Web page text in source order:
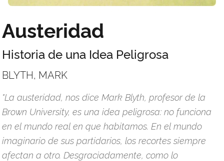
Austeridad
Historia de una Idea Peligrosa
BLYTH, MARK
"La austeridad, nos dice Mark Blyth, profesor de la
Brown University, es una idea peligrosa: no funciona
en el mundo real en que habitamos. En el mundo
imaginario de sus partidarios, los recortes siempre
afectan a otro. Desgraciadamente, como lo